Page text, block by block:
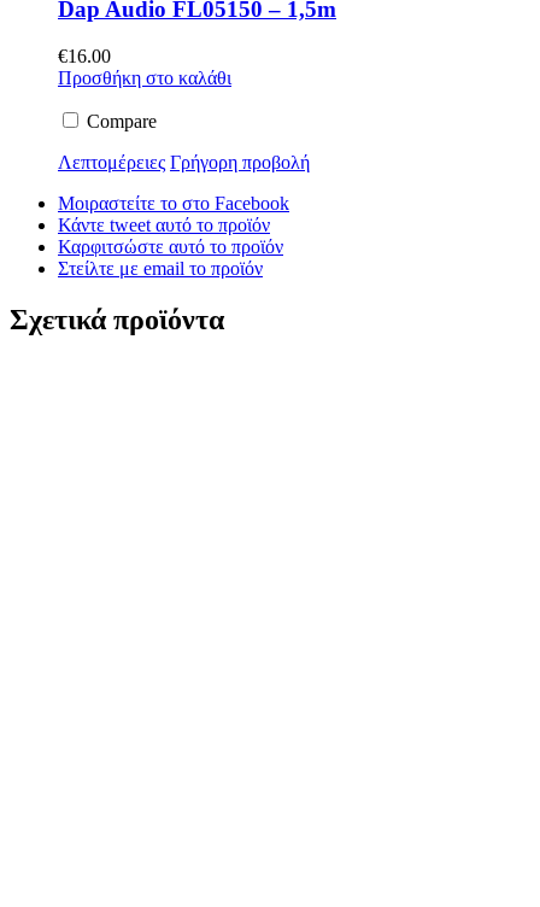
Dap Audio FL05150 – 1,5m
€16.00
Προσθήκη στο καλάθι
Compare
Λεπτομέρειες Γρήγορη προβολή
Μοιραστείτε το στο Facebook
Κάντε tweet αυτό το προϊόν
Καρφιτσώστε αυτό το προϊόν
Στείλτε με email το προϊόν
Σχετικά προϊόντα